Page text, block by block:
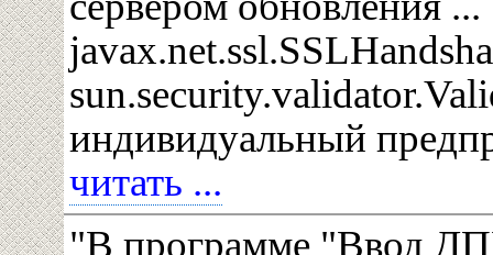
индивидуальный
читать ...
"В программе "Ввод